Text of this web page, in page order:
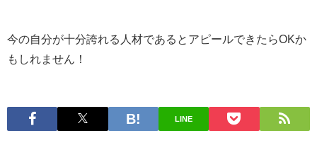
今の自分が十分誇れる人材であるとアピールできたらOKか
もしれません！
LINE